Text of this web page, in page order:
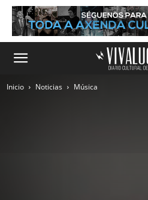
Inicio Noticias Música